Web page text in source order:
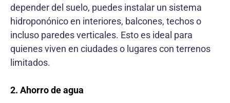
depender del suelo, puedes instalar un sistema
hidroponónico en interiores, balcones, techos o
incluso paredes verticales. Esto es ideal para
quienes viven en ciudades o lugares con terrenos
limitados.
2. Ahorro de agua